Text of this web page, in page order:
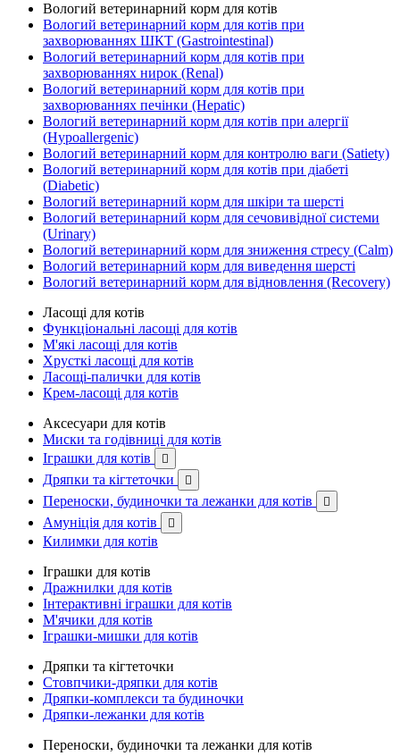
Вологий ветеринарний корм для котів
Вологий ветеринарний корм для котів при
захворюваннях ШКТ (Gastrointestinal)
Вологий ветеринарний корм для котів при
захворюваннях нирок (Renal)
Вологий ветеринарний корм для котів при
захворюваннях печінки (Hepatic)
Вологий ветеринарний корм для котів при алергії
(Hypoallergenic)
Вологий ветеринарний корм для контролю ваги (Satiety)
Вологий ветеринарний корм для котів при діабеті
(Diabetic)
Вологий ветеринарний корм для шкіри та шерсті
Вологий ветеринарний корм для сечовивідної системи
(Urinary)
Вологий ветеринарний корм для зниження стресу (Calm)
Вологий ветеринарний корм для виведення шерсті
Вологий ветеринарний корм для відновлення (Recovery)
Ласощі для котів
Функціональні ласощі для котів
М'які ласощі для котів
Хрусткі ласощі для котів
Ласощі-палички для котів
Крем-ласощі для котів
Аксесуари для котів
Миски та годівниці для котів
Іграшки для котів

Дряпки та кігтеточки 
Переноски, будиночки та лежанки для котів 
Амуніція для котів 
Килимки для котів
Іграшки для котів
Дражнилки для котів
Інтерактивні іграшки для котів
М'ячики для котів
Іграшки-мишки для котів
Дряпки та кігтеточки
Стовпчики-дряпки для котів
Дряпки-комплекси та будиночки
Дряпки-лежанки для котів
Переноски, будиночки та лежанки для котів